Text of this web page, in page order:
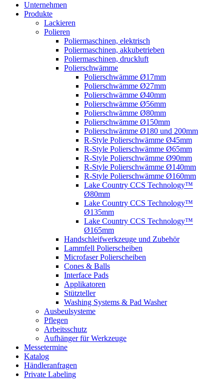
Unternehmen
Produkte
Lackieren
Polieren
Poliermaschinen, elektrisch
Poliermaschinen, akkubetrieben
Poliermaschinen, druckluft
Polierschwämme
Polierschwämme Ø17mm
Polierschwämme Ø27mm
Polierschwämme Ø40mm
Polierschwämme Ø56mm
Polierschwämme Ø80mm
Polierschwämme Ø150mm
Polierschwämme Ø180 und 200mm
R-Style Polierschwämme Ø45mm
R-Style Polierschwämme Ø65mm
R-Style Polierschwämme Ø90mm
R-Style Polierschwämme Ø140mm
R-Style Polierschwämme Ø160mm
Lake Country CCS Technology™
Ø80mm
Lake Country CCS Technology™
Ø135mm
Lake Country CCS Technology™
Ø165mm
Handschleifwerkzeuge und Zubehör
Lammfell Polierscheiben
Microfaser Polierscheiben
Cones & Balls
Interface Pads
Applikatoren
Stützteller
Washing Systems & Pad Washer
Ausbeulsysteme
Pflegen
Arbeitsschutz
Aufhänger für Werkzeuge
Messetermine
Katalog
Händleranfragen
Private Labeling